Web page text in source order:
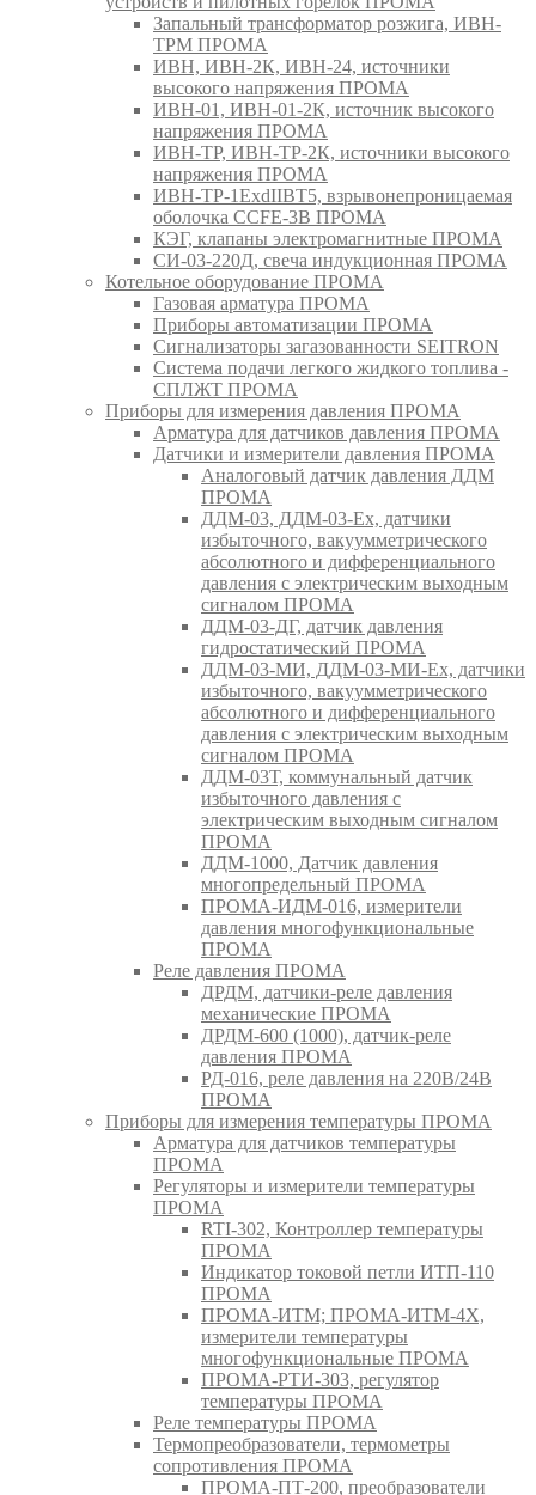
Запальный трансформатор розжига, ИВН-
ТРМ ПРОМА
ИВН, ИВН-2К, ИВН-24, источники
высокого напряжения ПРОМА
ИВН-01, ИВН-01-2К, источник высокого
напряжения ПРОМА
ИВН-ТР, ИВН-ТР-2К, источники высокого
напряжения ПРОМА
ИВН-ТР-1ExdIIBT5, взрывонепроницаемая
оболочка CCFE-3B ПРОМА
КЭГ, клапаны электромагнитные ПРОМА
СИ-03-220Д, свеча индукционная ПРОМА
Котельное оборудование ПРОМА
Газовая арматура ПРОМА
Приборы автоматизации ПРОМА
Сигнализаторы загазованности SEITRON
Система подачи легкого жидкого топлива -
СПЛЖТ ПРОМА
Приборы для измерения давления ПРОМА
Арматура для датчиков давления ПРОМА
Датчики и измерители давления ПРОМА
Аналоговый датчик давления ДДМ
ПРОМА
ДДМ-03, ДДМ-03-Ех, датчики
избыточного, вакуумметрического
абсолютного и дифференциального
давления с электрическим выходным
сигналом ПРОМА
ДДМ-03-ДГ, датчик давления
гидростатический ПРОМА
ДДМ-03-МИ, ДДМ-03-МИ-Ех, датчики
избыточного, вакуумметрического
абсолютного и дифференциального
давления с электрическим выходным
сигналом ПРОМА
ДДМ-03Т, коммунальный датчик
избыточного давления с
электрическим выходным сигналом
ПРОМА
ДДМ-1000, Датчик давления
многопредельный ПРОМА
ПРОМА-ИДМ-016, измерители
давления многофункциональные
ПРОМА
Реле давления ПРОМА
ДРДМ, датчики-реле давления
механические ПРОМА
ДРДМ-600 (1000), датчик-реле
давления ПРОМА
РД-016, реле давления на 220В/24В
ПРОМА
Приборы для измерения температуры ПРОМА
Арматура для датчиков температуры
ПРОМА
Регуляторы и измерители температуры
ПРОМА
RTI-302, Контроллер температуры
ПРОМА
Индикатор токовой петли ИТП-110
ПРОМА
ПРОМА-ИТМ; ПРОМА-ИТМ-4Х,
измерители температуры
многофункциональные ПРОМА
ПРОМА-РТИ-303, регулятор
температуры ПРОМА
Реле температуры ПРОМА
Термопреобразователи, термометры
сопротивления ПРОМА
ПРОМА-ПТ-200, преобразователи